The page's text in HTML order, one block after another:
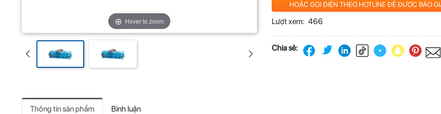
Hover to zoom
HOẶC GỌI ĐIỆN THEO HOTLINE ĐỂ ĐƯỢC BÁO
Lượt xem: 466
Chia sẻ:
Thông tin sản phẩm Bình luận